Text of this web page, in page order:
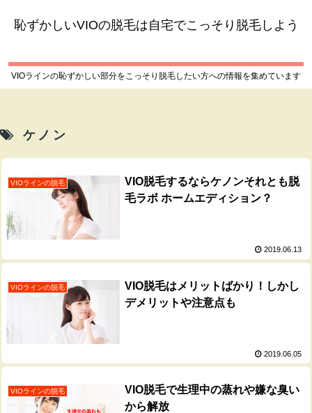
恥ずかしいVIOの脱毛は自宅でこっそり脱毛しよう
VIOラインの恥ずかしい部分をこっそり脱毛したい方への情報を集めています
ケノン
VIOラインの脱毛
VIO脱毛するならケノンそれとも脱
毛ラボ ホームエディション？
2019.06.13
VIOラインの脱毛
VIO脱毛はメリットばかり！しかし
デメリットや注意点も
2019.06.05
VIOラインの脱毛
VIO脱毛で生理中の蒸れや嫌な臭い
から解放